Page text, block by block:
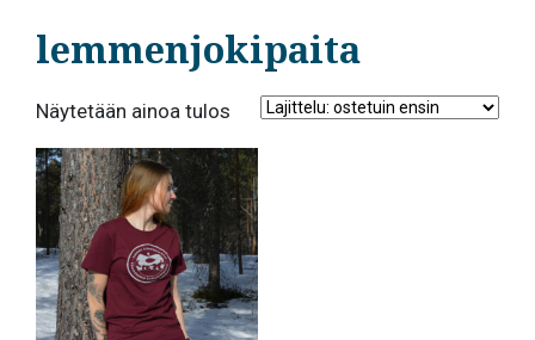
lemmenjokipaita
Näytetään ainoa tulos